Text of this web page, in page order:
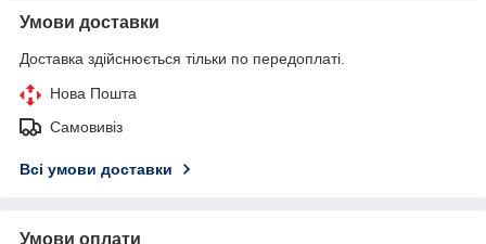
Умови доставки
Доставка здійснюється тільки по передоплаті.
Нова Пошта
Самовивіз
Всі умови доставки
Умови оплати